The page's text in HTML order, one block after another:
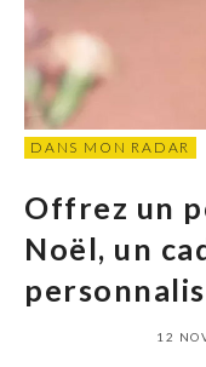
DANS MON RADAR
Offrez un
Noël, un
12